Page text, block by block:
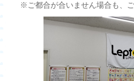
※ご都合が合いません場合も、ご